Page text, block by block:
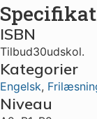
ISBN
Tilbud30udskol.
Kategorier
Engelsk,
Niveau